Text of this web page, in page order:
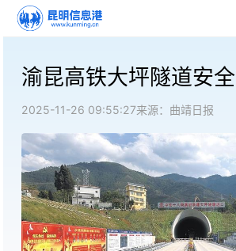
渝昆高铁大坪隧道安
2025-11-26 09:55:27来源：曲靖日报